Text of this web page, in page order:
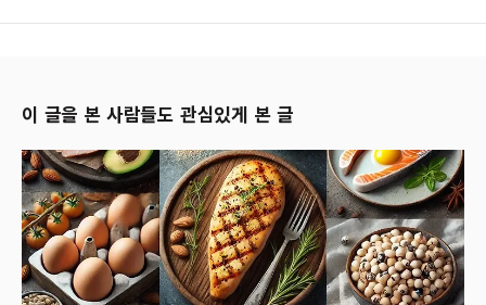
이 글을 본 사람들도 관심있게 본 글